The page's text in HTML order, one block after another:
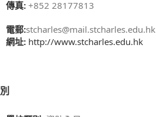
傳真:+852 28177813
電郵:stcharles@mail.stcharles.edu.hk
網址:http://www.stcharles.edu.hk